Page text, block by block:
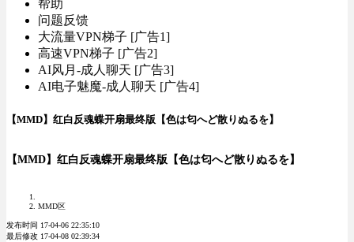
帮助
问题反馈
大流量VPN梯子 [广告1]
高速VPN梯子 [广告2]
AI风月-成人聊天 [广告3]
AI电子魅魔-成人聊天 [广告4]
【MMD】红白反魂蝶开扇最终版【色は匂へど散りぬるを】
【MMD】红白反魂蝶开扇最终版【色は匂へど散りぬるを】
MMD区
发布时间 17-04-06 22:35:10
最后修改 17-04-08 02:39:34